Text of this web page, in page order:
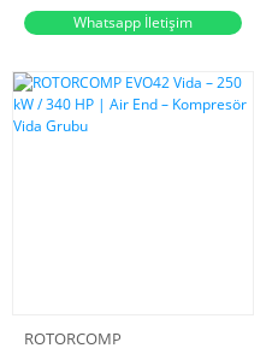
Whatsapp İletişim
ROTORCOMP